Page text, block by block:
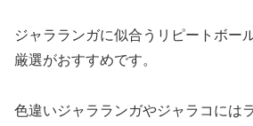
ジャラランガに似合うリピートボー
厳選がおすすめです。
色違いジャラランガやジャラコには